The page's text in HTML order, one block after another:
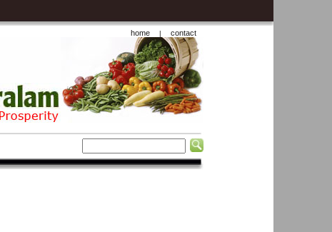
home | contact